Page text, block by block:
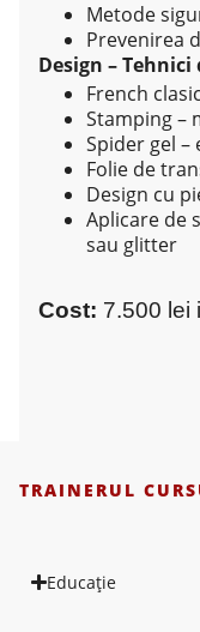
Metode
Prevenirea
Design –
French clasic
Stamping –
Spider gel
Folie de
Design cu
Aplicare de
sau glitter
Cost: 7.500 lei
TRAINERUL
Educație